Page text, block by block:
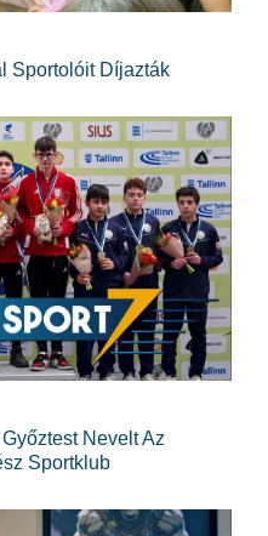
Sportolóit Díjazták
Nevelt Az
Sportklub